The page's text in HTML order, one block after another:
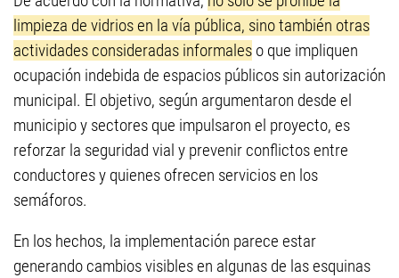
limpieza de vidrios en la vía pública, sino también otras
actividades consideradas informales o que impliquen
ocupación indebida de espacios públicos sin autorización
municipal. El objetivo, según argumentaron desde el
municipio y sectores que impulsaron el proyecto, es
reforzar la seguridad vial y prevenir conflictos entre
conductores y quienes ofrecen servicios en los
semáforos.
En los hechos, la implementación parece estar
generando cambios visibles en algunas de las esquinas